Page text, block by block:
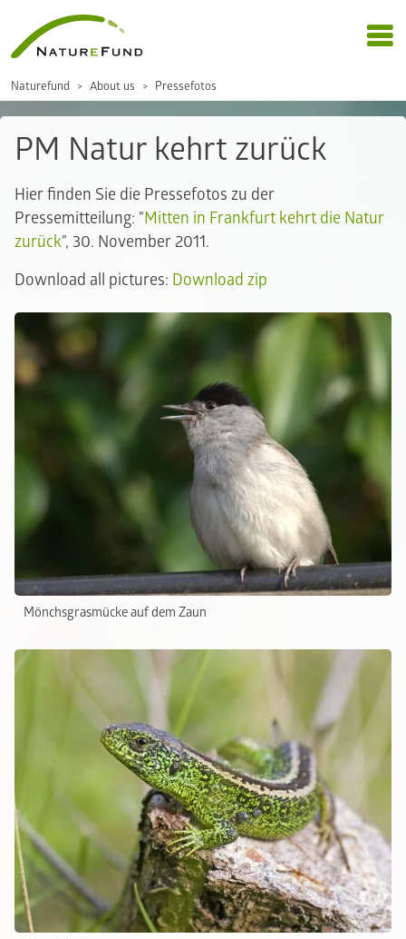
Naturefund About us Pressefotos
PM Natur kehrt zurück
Hier finden Sie die Pressefotos zu der
Pressemitteilung: "Mitten in Frankfurt kehrt die Natur
zurück", 30. November 2011.
Download all pictures: Download zip
Mönchsgrasmücke auf dem Zaun